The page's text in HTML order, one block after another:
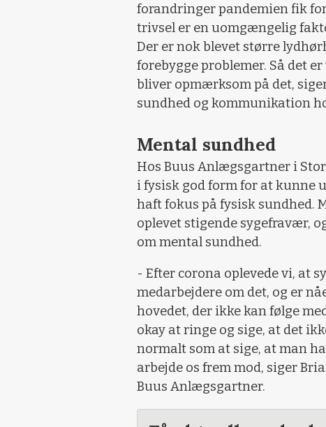
forandringer pandemien fik
trivsel er en uomgængelig
Der er nok blevet større
forebygge problemer. Så det
bliver opmærksom på det,
sundhed og kommunikation
Mental sundhed
Hos Buus Anlægsgartner i
i fysisk god form for at kunne
haft fokus på fysisk sundhed.
oplevet stigende sygefravær,
om mental sundhed.
- Efter corona oplevede vi, at
medarbejdere om det, og er
hovedet, der ikke kan følge
okay at ringe og sige, at det
normalt som at sige, at man
arbejde os frem mod, siger
Buus Anlægsgartner.